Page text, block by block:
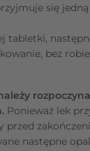
się
tabletki,
bez
Ponieważ lek
przed
następne